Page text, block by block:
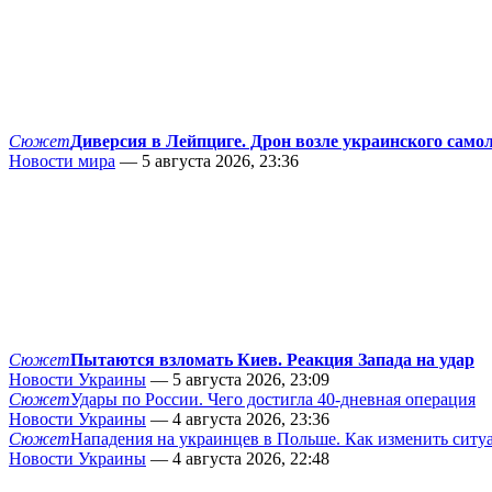
СюжетДиверсия в Лейпциге. Дрон возле украинского
Новости мира — 5 августа 2026, 23:36
СюжетПытаются взломать Киев. Реакция Запада на удар
Новости Украины — 5 августа 2026, 23:09
СюжетУдары по России. Чего достигла 40-дневная операция
Новости Украины — 4 августа 2026, 23:36
СюжетНападения на украинцев в Польше. Как изменить
Новости Украины — 4 августа 2026, 22:48